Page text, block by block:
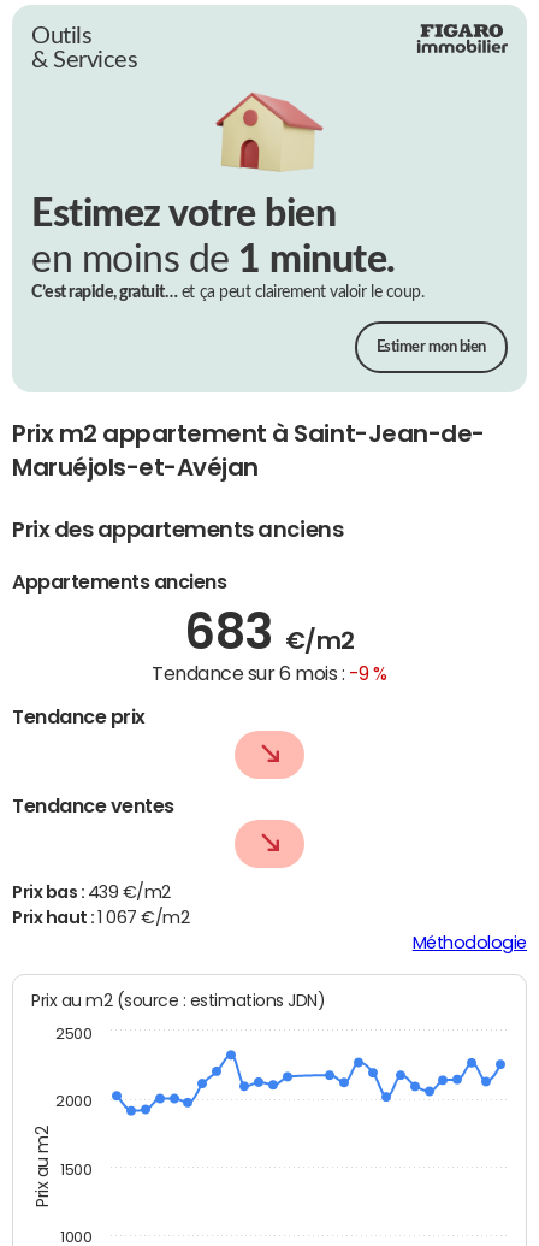
Outils
& Services
Estimez votre bien
en moins de 1 minute.
C’est rapide, gratuit…et ça peut clairement valoir le coup.
Estimer mon bien
Prix m2 appartement à Saint-Jean-de-
Maruéjols-et-Avéjan
Prix des appartements anciens
Appartements anciens
683 €/m2
Tendance sur 6 mois : -9 %
Tendance prix
Tendance ventes
Prix bas : 439 €/m2
Prix haut :1 067 €/m2
Méthodologie
Prix au m2
Prix au m2 (source : estimations JDN)
1000
1500
2000
2500